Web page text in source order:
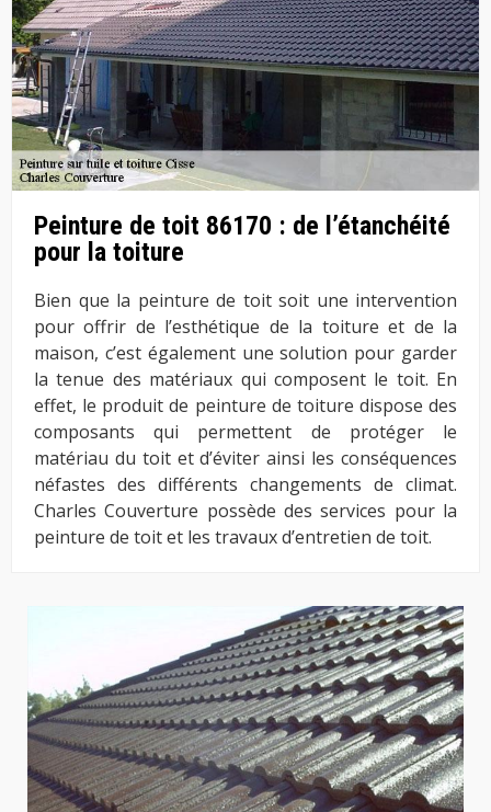
Peinture de toit 86170 : de l’étanchéité
pour la toiture
Bien que la peinture de toit soit une intervention
pour offrir de l’esthétique de la toiture et de la
maison, c’est également une solution pour garder
la tenue des matériaux qui composent le toit. En
effet, le produit de peinture de toiture dispose des
composants qui permettent de protéger le
matériau du toit et d’éviter ainsi les conséquences
néfastes des différents changements de climat.
Charles Couverture possède des services pour la
peinture de toit et les travaux d’entretien de toit.